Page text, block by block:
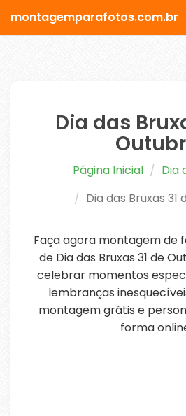
montagemparafotos.com.br
Dia das
Página Inicial
Dia
Dia das Bruxas 31
Faça agora montagem de
de Dia das Bruxas 31 de
celebrar momentos
lembranças
montagem grátis e
forma